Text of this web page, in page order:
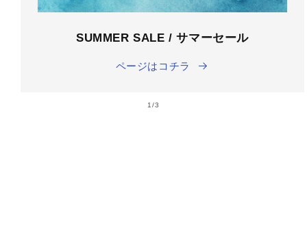
SUMMER SALE / サマーセール
ページはコチラ
1/の
3